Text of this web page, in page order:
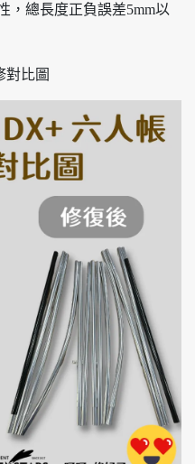
，總長度正負誤差5mm以
對比圖